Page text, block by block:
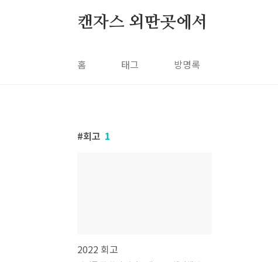
캔자스 외딴곳에서
홈 태그 방명록
회고 1
2022 회고